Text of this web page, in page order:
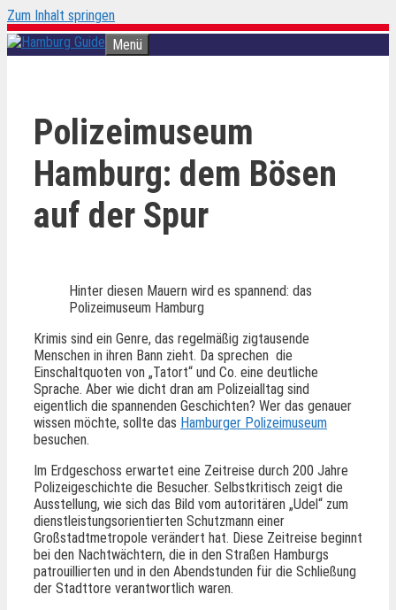
Zum Inhalt springen
Menü
Polizeimuseum
Hamburg: dem Bösen
auf der Spur
Hinter diesen Mauern wird es spannend: das
Polizeimuseum Hamburg
Krimis sind ein Genre, das regelmäßig zigtausende
Menschen in ihren Bann zieht. Da sprechen die
Einschaltquoten von „Tatort“ und Co. eine deutliche
Sprache. Aber wie dicht dran am Polizeialltag sind
eigentlich die spannenden Geschichten? Wer das genauer
wissen möchte, sollte das Hamburger Polizeimuseum
besuchen.
Im Erdgeschoss erwartet eine Zeitreise durch 200 Jahre
Polizeigeschichte die Besucher. Selbstkritisch zeigt die
Ausstellung, wie sich das Bild vom autoritären „Udel“ zum
dienstleistungsorientierten Schutzmann einer
Großstadtmetropole verändert hat. Diese Zeitreise beginnt
bei den Nachtwächtern, die in den Straßen Hamburgs
patrouillierten und in den Abendstunden für die Schließung
der Stadttore verantwortlich waren.